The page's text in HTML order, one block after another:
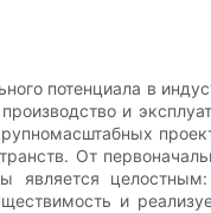
потенциала в
и
От
является
и